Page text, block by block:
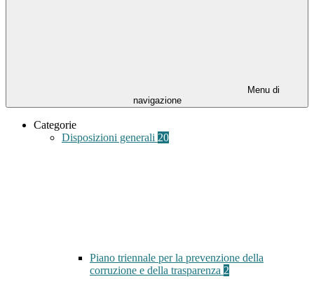
Menu di
navigazione
Categorie
Disposizioni generali 20
Piano triennale per la prevenzione della
corruzione e della trasparenza 2